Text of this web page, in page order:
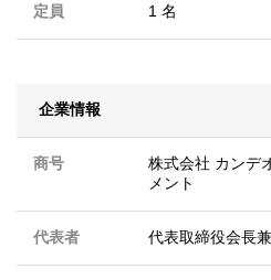
定員 1 名
企業情報
商号
株式会社 カンデ
メント
代表者 代表取締役会長